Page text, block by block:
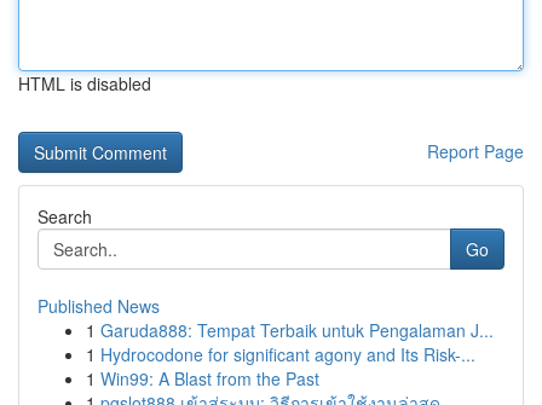
HTML is disabled
Report Page
Search
Go
Published News
1 Garuda888: Tempat Terbaik untuk Pengalaman J...
1 Hydrocodone for significant agony and Its Risk-...
1 Win99: A Blast from the Past